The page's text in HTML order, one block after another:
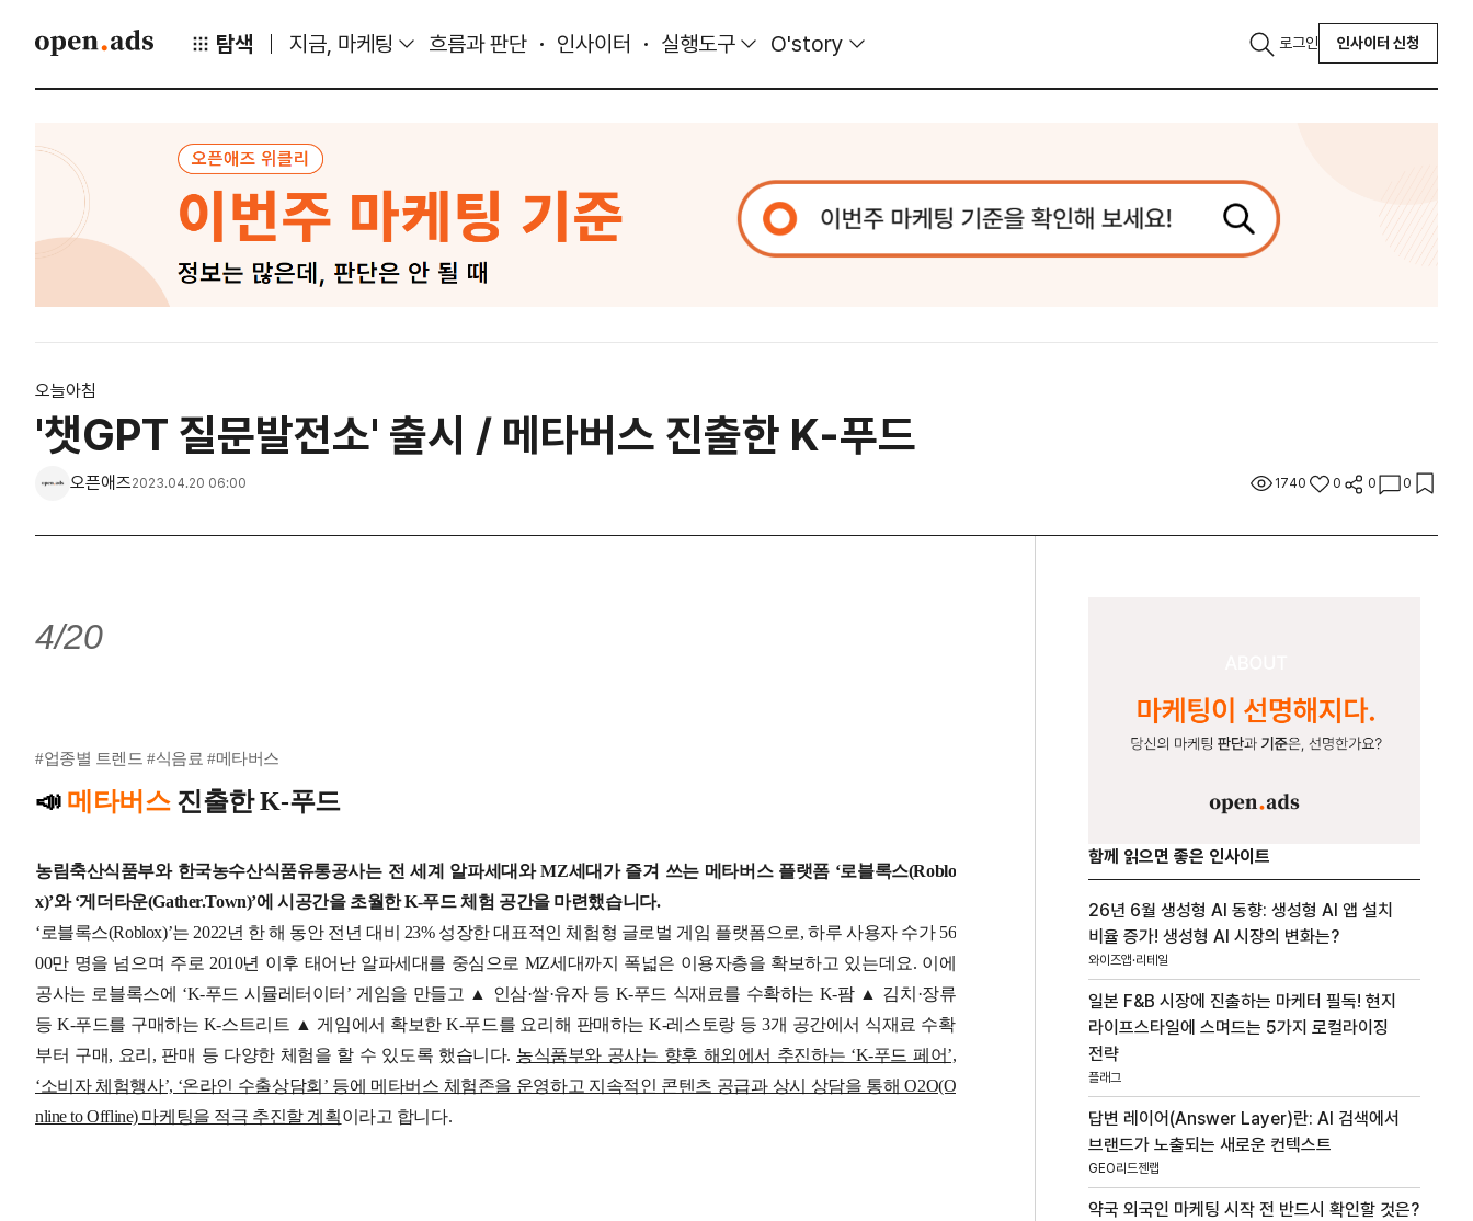
탐색 지금, 마케팅 흐름과 판단 인사이터 실행도구 O'story 로그인 인사이터 신청
오늘아침
'챗GPT 질문발전소' 출시 / 메타버스 진출한 K-푸드
오픈애즈2023.04.20 06:00 1740 0 0 0
4/20
#업종별 트렌드 #식음료 #메타버스
📣 메타버스진출한 K-푸드
농림축산식품부와 한국농수산식품유통공사는 전 세계 알파세대와 MZ세대가 즐겨 쓰는 메타버스 플랫폼 ‘로블록스(Roblo
x)’와 ‘게더타운(Gather.Town)’에 시공간을 초월한 K-푸드 체험 공간을 마련했습니다.
‘로블록스(Roblox)’는 2022년 한 해 동안 전년 대비 23% 성장한 대표적인 체험형 글로벌 게임 플랫폼으로, 하루 사용자 수가 56
00만 명을 넘으며 주로 2010년 이후 태어난 알파세대를 중심으로 MZ세대까지 폭넓은 이용자층을 확보하고 있는데요. 이에
공사는 로블록스에 ‘K-푸드 시뮬레터이터’ 게임을 만들고 ▲ 인삼·쌀·유자 등 K-푸드 식재료를 수확하는 K-팜 ▲ 김치·장류
등 K-푸드를 구매하는 K-스트리트 ▲ 게임에서 확보한 K-푸드를 요리해 판매하는 K-레스토랑 등 3개 공간에서 식재료 수확
부터 구매, 요리, 판매 등 다양한 체험을 할 수 있도록 했습니다. 농식품부와 공사는 향후 해외에서 추진하는 ‘K-푸드 페어’,
‘소비자 체험행사’, ‘온라인 수출상담회’ 등에 메타버스 체험존을 운영하고 지속적인 콘텐츠 공급과 상시 상담을 통해 O2O(O
nline to Offline) 마케팅을 적극 추진할 계획이라고 합니다.
함께 읽으면 좋은 인사이트
26년 6월 생성형 AI 동향: 생성형 AI 앱 설치
비율 증가! 생성형 AI 시장의 변화는?
와이즈앱·리테일
일본 F&B 시장에 진출하는 마케터 필독! 현지
라이프스타일에 스며드는 5가지 로컬라이징
전략
플래그
답변 레이어(Answer Layer)란: AI 검색에서
브랜드가 노출되는 새로운 컨텍스트
GEO리드젠랩
약국 외국인 마케팅 시작 전 반드시 확인할 것은?